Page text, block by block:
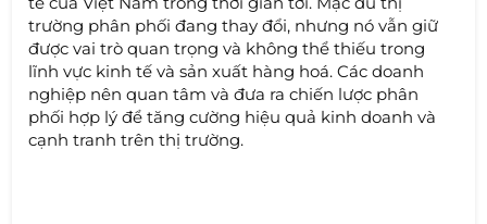
trường phân phối đang thay đổi, nhưng nó vẫn giữ
được vai trò quan trọng và không thể thiếu trong
lĩnh vực kinh tế và sản xuất hàng hoá. Các doanh
nghiệp nên quan tâm và đưa ra chiến lược phân
phối hợp lý để tăng cường hiệu quả kinh doanh và
cạnh tranh trên thị trường.